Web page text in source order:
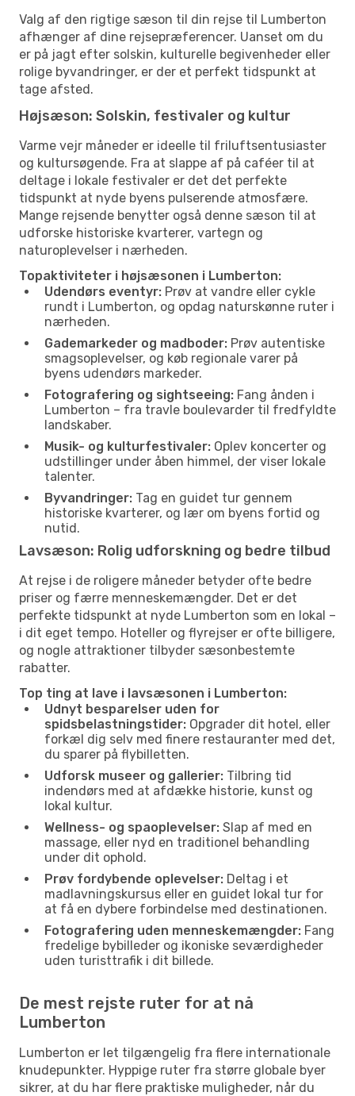
Valg af den rigtige sæson til din rejse til Lumberton
afhænger af dine rejsepræferencer. Uanset om du
er på jagt efter solskin, kulturelle begivenheder eller
rolige byvandringer, er der et perfekt tidspunkt at
tage afsted.
Højsæson: Solskin, festivaler og kultur
Varme vejr måneder er ideelle til friluftsentusiaster
og kultursøgende. Fra at slappe af på caféer til at
deltage i lokale festivaler er det det perfekte
tidspunkt at nyde byens pulserende atmosfære.
Mange rejsende benytter også denne sæson til at
udforske historiske kvarterer, vartegn og
naturoplevelser i nærheden.
Topaktiviteter i højsæsonen i Lumberton:
Udendørs eventyr: Prøv at vandre eller cykle
rundt i Lumberton, og opdag naturskønne ruter i
nærheden.
Gademarkeder og madboder: Prøv autentiske
smagsoplevelser, og køb regionale varer på
byens udendørs markeder.
Fotografering og sightseeing: Fang ånden i
Lumberton – fra travle boulevarder til fredfyldte
landskaber.
Musik- og kulturfestivaler: Oplev koncerter og
udstillinger under åben himmel, der viser lokale
talenter.
Byvandringer: Tag en guidet tur gennem
historiske kvarterer, og lær om byens fortid og
nutid.
Lavsæson: Rolig udforskning og bedre tilbud
At rejse i de roligere måneder betyder ofte bedre
priser og færre menneskemængder. Det er det
perfekte tidspunkt at nyde Lumberton som en lokal –
i dit eget tempo. Hoteller og flyrejser er ofte billigere,
og nogle attraktioner tilbyder sæsonbestemte
rabatter.
Top ting at lave i lavsæsonen i Lumberton:
Udnyt besparelser uden for
spidsbelastningstider: Opgrader dit hotel, eller
forkæl dig selv med finere restauranter med det,
du sparer på flybilletten.
Udforsk museer og gallerier: Tilbring tid
indendørs med at afdække historie, kunst og
lokal kultur.
Wellness- og spaoplevelser: Slap af med en
massage, eller nyd en traditionel behandling
under dit ophold.
Prøv fordybende oplevelser: Deltag i et
madlavningskursus eller en guidet lokal tur for
at få en dybere forbindelse med destinationen.
Fotografering uden menneskemængder: Fang
fredelige bybilleder og ikoniske seværdigheder
uden turisttrafik i dit billede.
De mest rejste ruter for at nå
Lumberton
Lumberton er let tilgængelig fra flere internationale
knudepunkter. Hyppige ruter fra større globale byer
sikrer, at du har flere praktiske muligheder, når du